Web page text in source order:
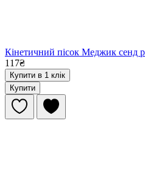
Кінетичний пісок Меджик сенд
117₴
Купити в 1 клік
Купити